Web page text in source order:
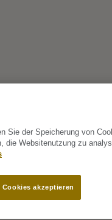
Sie der Speicherung von
die Websitenutzung zu
Cookies akzeptieren